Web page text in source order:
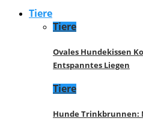
Tiere
Tiere
Ovales Hundekissen
Entspanntes Liegen
Tiere
Hunde Trinkbrunnen: